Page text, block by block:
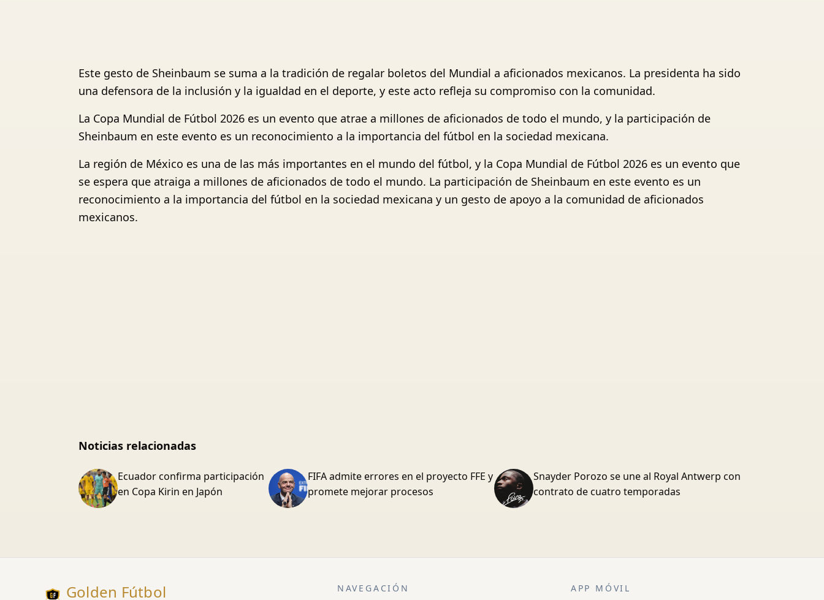
Este gesto de Sheinbaum se suma a la tradición de regalar boletos del Mundial a aficionados mexicanos. La presidenta ha sido
una defensora de la inclusión y la igualdad en el deporte, y este acto refleja su compromiso con la comunidad.
La Copa Mundial de Fútbol 2026 es un evento que atrae a millones de aficionados de todo el mundo, y la participación de
Sheinbaum en este evento es un reconocimiento a la importancia del fútbol en la sociedad mexicana.
La región de México es una de las más importantes en el mundo del fútbol, y la Copa Mundial de Fútbol 2026 es un evento que
se espera que atraiga a millones de aficionados de todo el mundo. La participación de Sheinbaum en este evento es un
reconocimiento a la importancia del fútbol en la sociedad mexicana y un gesto de apoyo a la comunidad de aficionados
mexicanos.
Noticias relacionadas
Ecuador confirma participación
en Copa Kirin en Japón
FIFA admite errores en el proyecto FFE y
promete mejorar procesos
Snayder Porozo se une al Royal Antwerp con
contrato de cuatro temporadas
Golden Fútbol NAVEGACIÓN APP MÓVIL